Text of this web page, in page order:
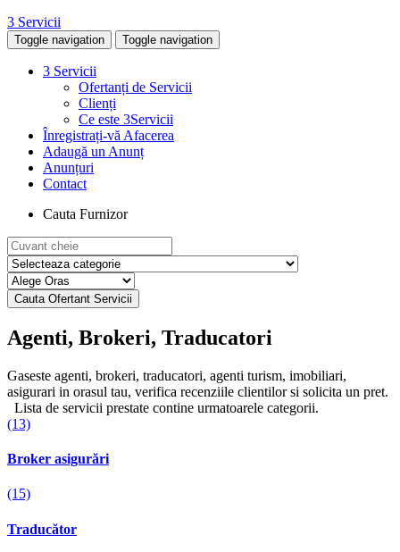
3 Servicii
Toggle navigation Toggle navigation
3 Servicii
Ofertanți de Servicii
Clienți
Ce este 3Servicii
Înregistrați-vă Afacerea
Adaugă un Anunț
Anunțuri
Contact
Cauta Furnizor
Agenti, Brokeri, Traducatori
Gaseste agenti, brokeri, traducatori, agenti turism, imobiliari,
asigurari in orasul tau, verifica recenziile clientilor si solicita un pret.
Lista de servicii prestate contine urmatoarele categorii.
(13)
Broker asigurări
(15)
Traducător